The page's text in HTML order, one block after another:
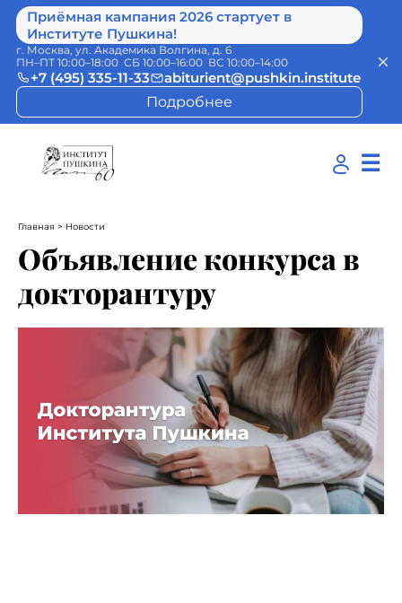
Приёмная кампания 2026 стартует в
Институте Пушкина!
г. Москва, ул. Академика Волгина, д. 6
ПН–ПТ 10:00–18:00 СБ 10:00–16:00 ВС 10:00–14:00
+7 (495) 335-11-33
abiturient@pushkin.institute
Подробнее
☰
Главная > Новости
Объявление конкурса в
докторантуру